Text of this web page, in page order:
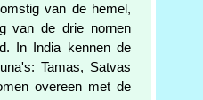
van de hemel,
van de drie nornen
In India kennen de
Tamas, Satvas
overeen met de